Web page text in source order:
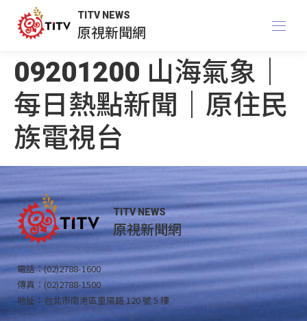
TITV NEWS
原視新聞網
09201200 山海氣象｜
每日熱點新聞｜原住民
族電視台
TITV NEWS
原視新聞網
電話：(02)2788-1600
傳真：(02)2788-1500
地址：台北市南港區重陽路 120 號 5 樓